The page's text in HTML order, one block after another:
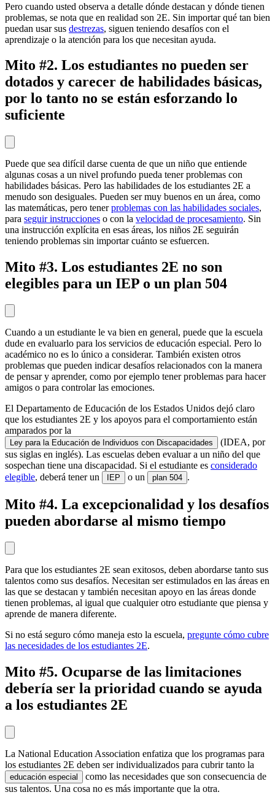
Pero cuando usted observa a detalle dónde destacan y dónde tienen
problemas, se nota que en realidad son 2E. Sin importar qué tan bien
puedan usar sus destrezas, siguen teniendo desafíos con el
aprendizaje o la atención para los que necesitan ayuda.
Mito #2. Los estudiantes no pueden ser
dotados y carecer de habilidades básicas,
por lo tanto no se están esforzando lo
suficiente
Puede que sea difícil darse cuenta de que un niño que entiende
algunas cosas a un nivel profundo pueda tener problemas con
habilidades básicas. Pero las habilidades de los estudiantes 2E a
menudo son desiguales. Pueden ser muy buenos en un área, como
las matemáticas, pero tenerproblemas con las habilidades sociales,
para seguir instrucciones o con la velocidad de procesamiento. Sin
una instrucción explícita en esas áreas, los niños 2E seguirán
teniendo problemas sin importar cuánto se esfuercen.
Mito #3. Los estudiantes 2E no son
elegibles para un IEP o un plan 504
Cuando a un estudiante le va bien en general, puede que la escuela
dude en evaluarlo para los servicios de educación especial. Pero lo
académico no es lo único a considerar. También existen otros
problemas que pueden indicar desafíos relacionados con la manera
de pensar y aprender, como por ejemplo tener problemas para hacer
amigos o para controlar las emociones.
El Departamento de Educación de los Estados Unidos dejó claro
que los estudiantes 2E y los apoyos para el comportamiento están
amparados por la
Ley para la Educación de Individuos con Discapacidades
(IDEA, por
sus siglas en inglés). Las escuelas deben evaluar a un niño del que
sospechan tiene una discapacidad. Si el estudiante es considerado
elegible, deberá tener un IEP o un plan 504 .
Mito #4. La excepcionalidad y los desafíos
pueden abordarse al mismo tiempo
Para que los estudiantes 2E sean exitosos, deben abordarse tanto sus
talentos como sus desafíos. Necesitan ser estimulados en las áreas en
las que se destacan y también necesitan apoyo en las áreas donde
tienen problemas, al igual que cualquier otro estudiante que piensa y
aprende de manera diferente.
Si no está seguro cómo maneja esto la escuela, pregunte cómo cubre
las necesidades de los estudiantes 2E.
Mito #5. Ocuparse de las limitaciones
debería ser la prioridad cuando se ayuda
a los estudiantes 2E
La National Education Association enfatiza que los programas para
los estudiantes 2E deben ser individualizados para cubrir tanto la
educación especial
como las necesidades que son consecuencia de
sus talentos. Una cosa no es más importante que la otra.